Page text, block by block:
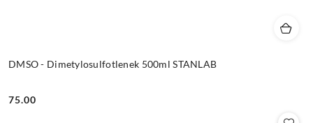
DMSO - Dimetylosulfotlenek 500ml STANLAB
Cena:
75.00